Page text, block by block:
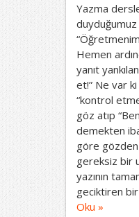
Yazma
duyduğumuz
Hemen
yanıt
et!” Ne var
“kontrol
göz atıp
demekten
göre
gereksiz bir
yazının
geciktiren
Oku »